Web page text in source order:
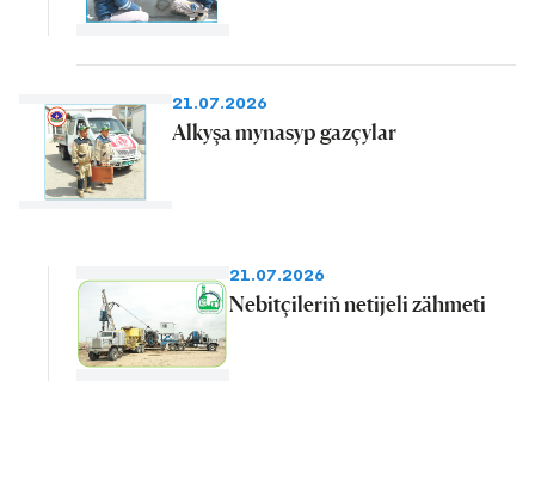
21.07.2026
Alkyşa mynasyp gazçylar
21.07.2026
Nebitçileriň netijeli zähmeti